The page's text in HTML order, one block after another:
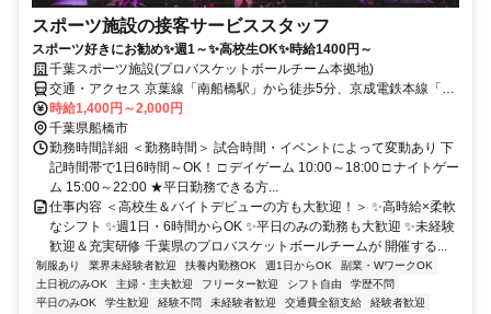
スポーツ施設の接客サービススタッフ
スポーツ好きにお勧め✨週1～✨高校生OK✨時給1400円～
千葉スポーツ施設(プロバスケットボールチーム本拠地)
交通・アクセス 京葉線「南船橋駅」から徒歩5分、京成電鉄本線「大
神宮下駅」から徒歩17分、京成電鉄本線「船橋競馬場駅」から徒歩
18分
時給1,400円～2,000円
千葉県船橋市
勤務時間詳細 ＜勤務時間＞ 試合時間・イベントによって変動あり 下
記時間帯で1日6時間～OK！ □ デイゲーム 10:00～18:00 □ ナイトゲー
ム 15:00～22:00 ★平日勤務できる方...
仕事内容 ＜高校生＆バイトデビューの方も大歓迎！＞ ✨高時給×柔軟
なシフト ✨週1日・6時間からOK ✨平日のみの勤務も大歓迎 ✨未経験
歓迎＆充実研修 千葉県のプロバスケットボールチームが 開催する...
制服あり 業界未経験者歓迎 扶養内勤務OK 週1日からOK
副業・WワークOK
土日祝のみOK
主婦・主夫歓迎 フリーター歓迎 シフト自由
学歴不問
平日のみOK
学生歓迎 経験不問 未経験者歓迎 交通費全額支給
経験者歓迎